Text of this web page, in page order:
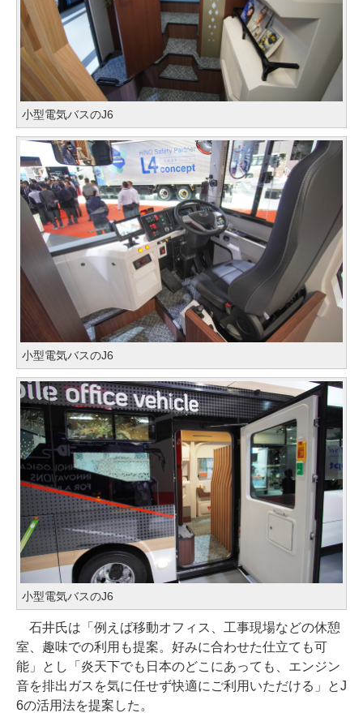
小型電気バスのJ6
小型電気バスのJ6
小型電気バスのJ6
石井氏は「例えば移動オフィス、工事現場などの休憩
室、趣味での利用も提案。好みに合わせた仕立ても可
能」とし「炎天下でも日本のどこにあっても、エンジン
音を排出ガスを気に任せず快適にご利用いただける」とJ
6の活用法を提案した。